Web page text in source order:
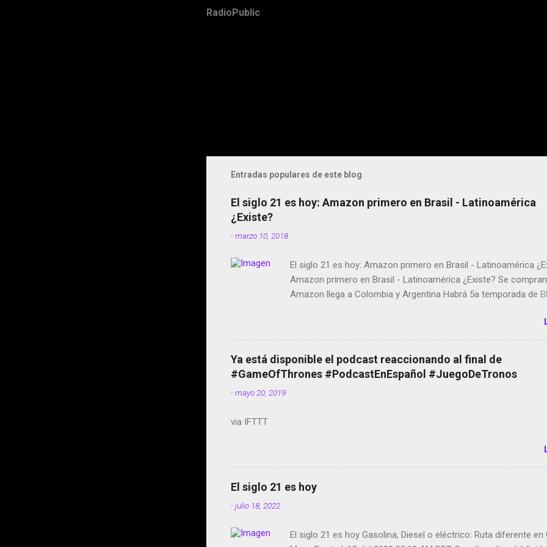
RadioPublic
Entradas populares de este blog
El siglo 21 es hoy: Amazon primero en Brasil - Latinoamérica
¿Existe?
-marzo 10, 2018
El siglo 21 es hoy: Amazon primero en Brasil - Latinoamérica
Amazon primero en Brasil - Latinoamérica ¿Existe? Se
Amazon llega a Colombia y Argentina Habrá 5a temporada de
copyright en Instagram Música y vídeo selfies en la red social
Scott saca a Kevin Spacey de su película Francisco regaña a
el smartphone en sus misas La serie de la Tierra Media GoBee -
de bicicletas de alquiler Stop Motion en Instagram Vodafone:
tumbado. Amazon Music: Chingo yo, chingas tu... http://amzn.to/
Ya está disponible el podcast reaccionando al final de
#GameOfThrones #PodcastEnEspañol #JuegoDeTronos
-mayo 20, 2019
via IFTTT
El siglo 21 es hoy
-julio 18, 2022
El siglo 21 es hoy Gasolina, Diesel o eléctrico: Ruta diferente en